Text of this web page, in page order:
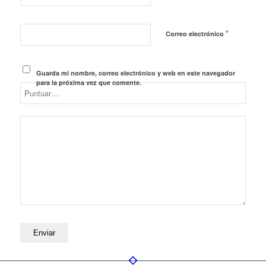
Correo electrónico *
Guarda mi nombre, correo electrónico y web en este navegador
para la próxima vez que comente.